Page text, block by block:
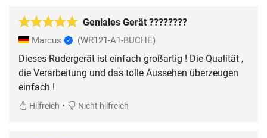
Geniales Gerät ????????
Marcus (WR121-A1-BUCHE)
Dieses Rudergerät ist einfach großartig ! Die Qualität ,
die Verarbeitung und das tolle Aussehen überzeugen
Hilfreich • Nicht hilfreich